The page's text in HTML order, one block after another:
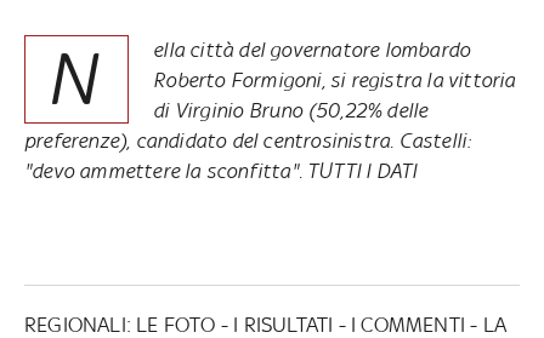
N
ella città del governatore lombardo
Roberto Formigoni, si registra la vittoria
di Virginio Bruno (50,22% delle
preferenze), candidato del centrosinistra. Castelli:
"devo ammettere la sconfitta". TUTTI I DATI
REGIONALI: LE FOTO - I RISULTATI - I COMMENTI - LA